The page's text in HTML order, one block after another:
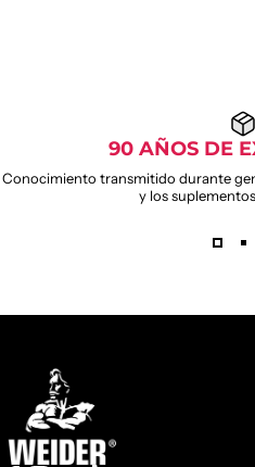
90 AÑOS DE
Conocimiento transmitido durante
y los
Weider